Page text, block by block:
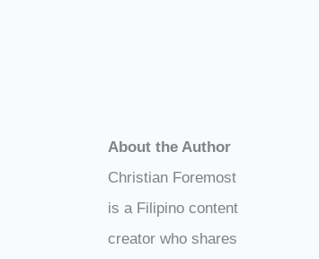
About the Author
Christian Foremost
is a Filipino content
creator who shares